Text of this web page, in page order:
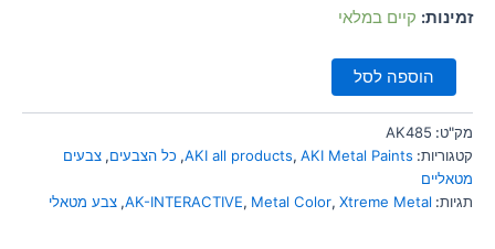
font_download סמן קישורים
כל
זמינות: קיים במלאי
הוספה לסל
מק"ט: AK485
קטגוריות:
AKI all products, AKI Metal Paints
, כל הצבעים, צבעים
מטאליים
תגיות:
AK-INTERACTIVE, Metal Color, Xtreme Metal
, צבע מטאלי